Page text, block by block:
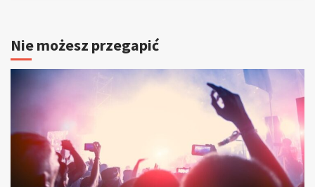
Nie możesz przegapić